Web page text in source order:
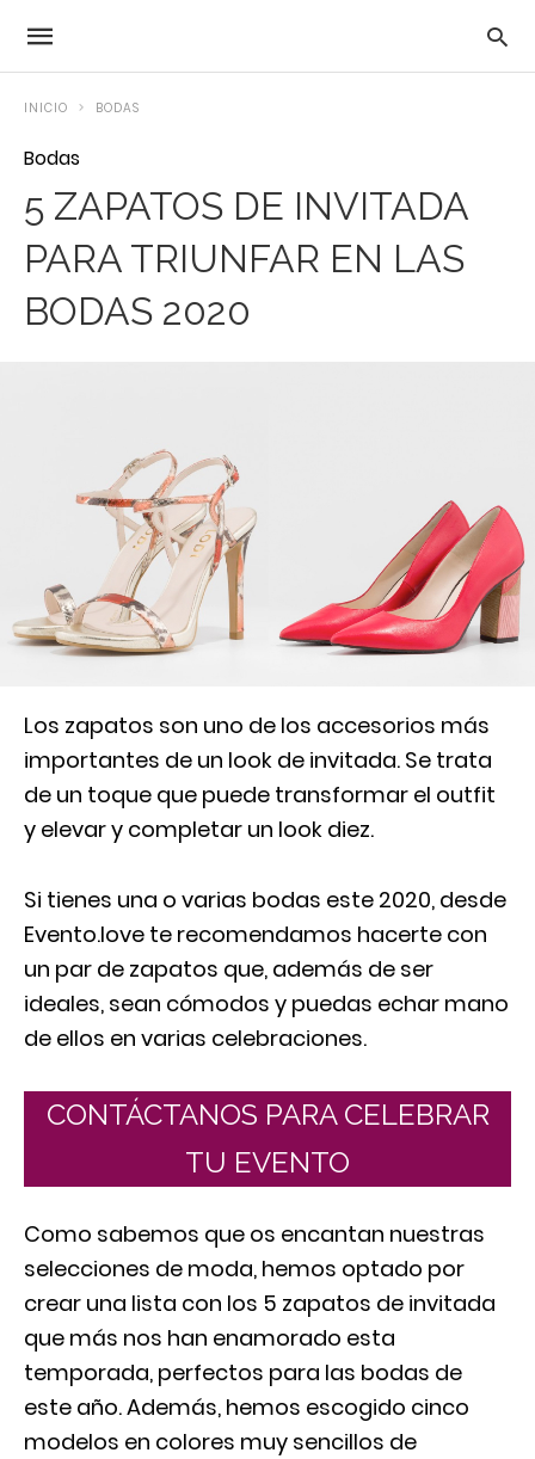
INICIO BODAS
Bodas
5 ZAPATOS DE INVITADA
PARA TRIUNFAR EN LAS
BODAS 2020
Los zapatos son uno de los accesorios más
importantes de un look de invitada. Se trata
de un toque que puede transformar el outfit
y elevar y completar un look diez.
Si tienes una o varias bodas este 2020, desde
Evento.love te recomendamos hacerte con
un par de zapatos que, además de ser
ideales, sean cómodos y puedas echar mano
de ellos en varias celebraciones.
CONTÁCTANOS PARA CELEBRAR
TU EVENTO
Como sabemos que os encantan nuestras
selecciones de moda, hemos optado por
crear una lista con los 5 zapatos de invitada
que más nos han enamorado esta
temporada, perfectos para las bodas de
este año. Además, hemos escogido cinco
modelos en colores muy sencillos de